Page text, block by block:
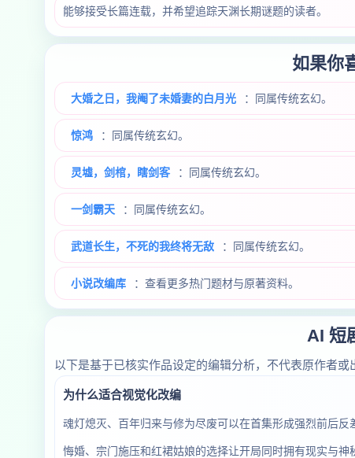
能够接受长篇连载，并希望追踪天渊长期谜题的读者。
如果你
大婚之日，我阉了未婚妻的白月光 ：同属传统玄幻。
惊鸿 ：同属传统玄幻。
灵墟，剑棺，瞎剑客 ：同属传统玄幻。
一剑霸天 ：同属传统玄幻。
武道长生，不死的我终将无敌 ：同属传统玄幻。
小说改编库 ：查看更多热门题材与原著资料。
AI 短
以下是基于已核实作品设定的编辑分析，不代表原作者或
为什么适合视觉化改编
魂灯熄灭、百年归来与修为尽废可以在首集形成强烈前后反
悔婚、宗门施压和红裙姑娘的选择让开局同时拥有现实与神